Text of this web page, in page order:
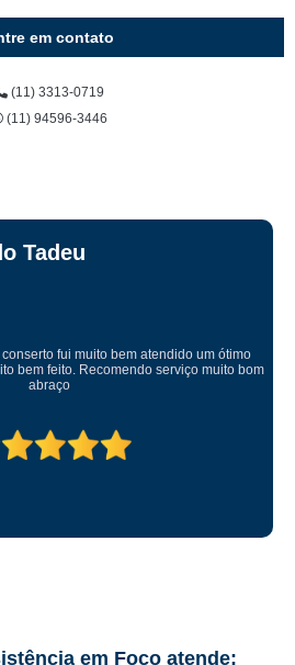
em contato
(11) 3313-0719
(11) 94596-3446
Tadeu
fui muito bem atendido um ótimo
bem feito. Recomendo serviço muito bom
abraço
em Foco atende: